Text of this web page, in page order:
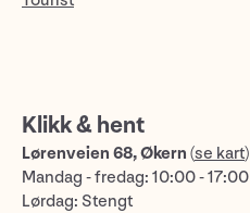
Klikk & hent
Lørenveien 68, Økern (se kart)
Mandag - fredag: 10:00 - 17:00
Lørdag: Stengt